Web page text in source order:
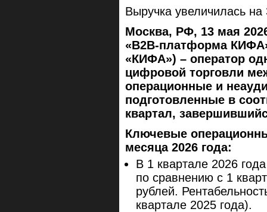
Выручка увеличилась
Москва, РФ, 13 мая
«B2B-платформа
«КИФА») – оператор
цифровой торговли
операционные и
подготовленные в
квартал,
Ключевые
месяца 2026 года:
В 1 квартале 2026
по сравнению с 1
рублей.
квартале 2025 года).